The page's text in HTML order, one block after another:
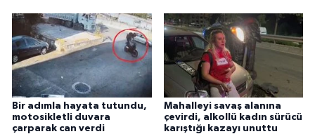
Bir adımla hayata tutundu,
motosikletli duvara
çarparak can verdi
Mahalleyi savaş alanına
çevirdi, alkollü kadın sürücü
karıştığı kazayı unuttu